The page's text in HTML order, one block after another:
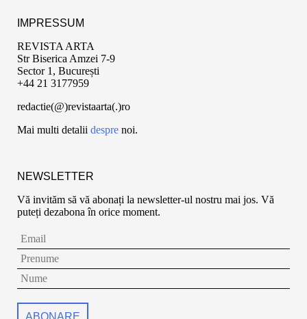
IMPRESSUM
REVISTA ARTA
Str Biserica Amzei 7-9
Sector 1, București
+44 21 3177959
redactie(@)revistaarta(.)ro
Mai multi detalii despre noi.
NEWSLETTER
Vă invităm să vă abonați la newsletter-ul nostru mai jos. Vă
puteți dezabona în orice moment.